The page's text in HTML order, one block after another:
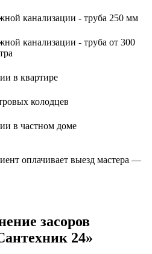
канализации - труба 250 мм
канализации - труба от 300
в квартире
колодцев
в частном доме
оплачивает выезд мастера —
засоров
24»